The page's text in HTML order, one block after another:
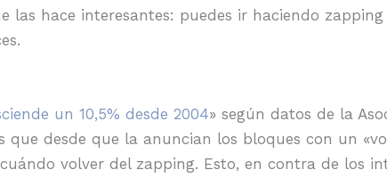
las hace interesantes: puedes ir haciendo
un 10,5% desde 2004» según datos de la
que desde que la anuncian los bloques con un
volver del zapping. Esto, en contra de los